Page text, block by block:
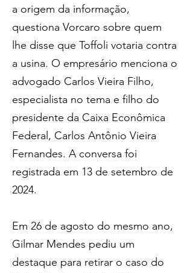
a origem da informação,
questiona Vorcaro sobre quem
lhe disse que Toffoli votaria contra
a usina. O empresário menciona o
advogado Carlos Vieira Filho,
especialista no tema e filho do
presidente da Caixa Econômica
Federal, Carlos Antônio Vieira
Fernandes. A conversa foi
registrada em 13 de setembro de
2024.
Em 26 de agosto do mesmo ano,
Gilmar Mendes pediu um
destaque para retirar o caso do